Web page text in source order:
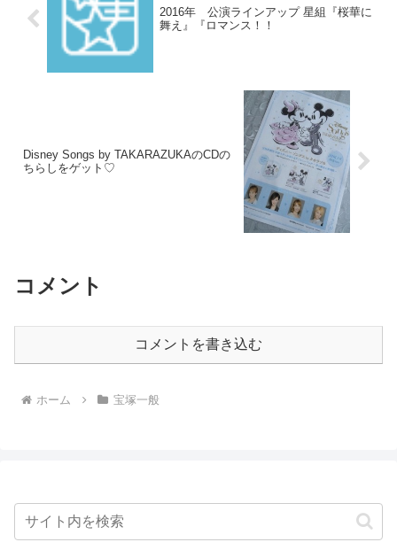
2016年 公演ラインアップ 星組『桜華に
舞え』『ロマンス！！
Disney Songs by TAKARAZUKAのCDの
ちらしをゲット♡
コメント
コメントを書き込む
ホーム 宝塚一般